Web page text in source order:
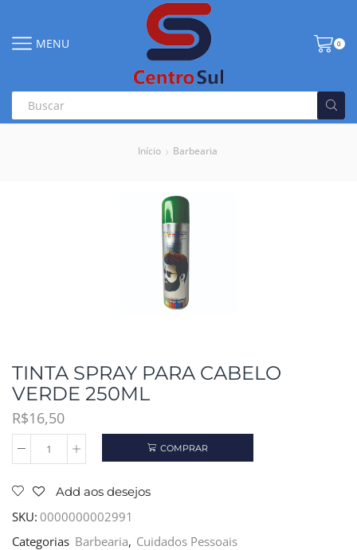
MENU 0
Início Barbearia
TINTA SPRAY PARA CABELO
VERDE 250ML
R$16,50
TINTA
PARA
CABELO
VERDE
quantidade
COMPRAR
Add aos desejos
SKU: 0000000002991
Categorias Barbearia, Cuidados Pessoais